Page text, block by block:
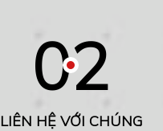
LIÊN HỆ VỚI CHÚNG